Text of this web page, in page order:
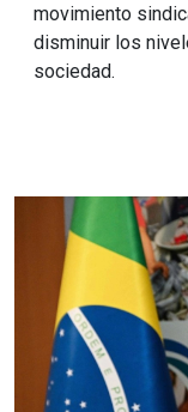
movimiento
disminuir los
sociedad.
Imagen